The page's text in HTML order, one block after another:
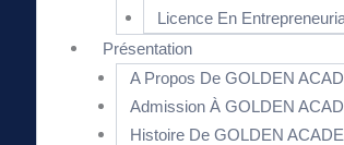
Licence En
Présentation
A Propos De GOLDEN
Admission À GOLDEN
Histoire De GOLDEN